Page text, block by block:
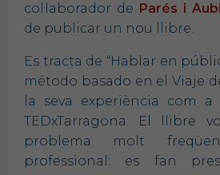
col·laborador de Parés i
de publicar un nou llibre.
Es tracta de “Hablar en
método basado en el Viaje
la seva experiència com
TEDxTarragona. El llibre
problema molt
professional: es fan